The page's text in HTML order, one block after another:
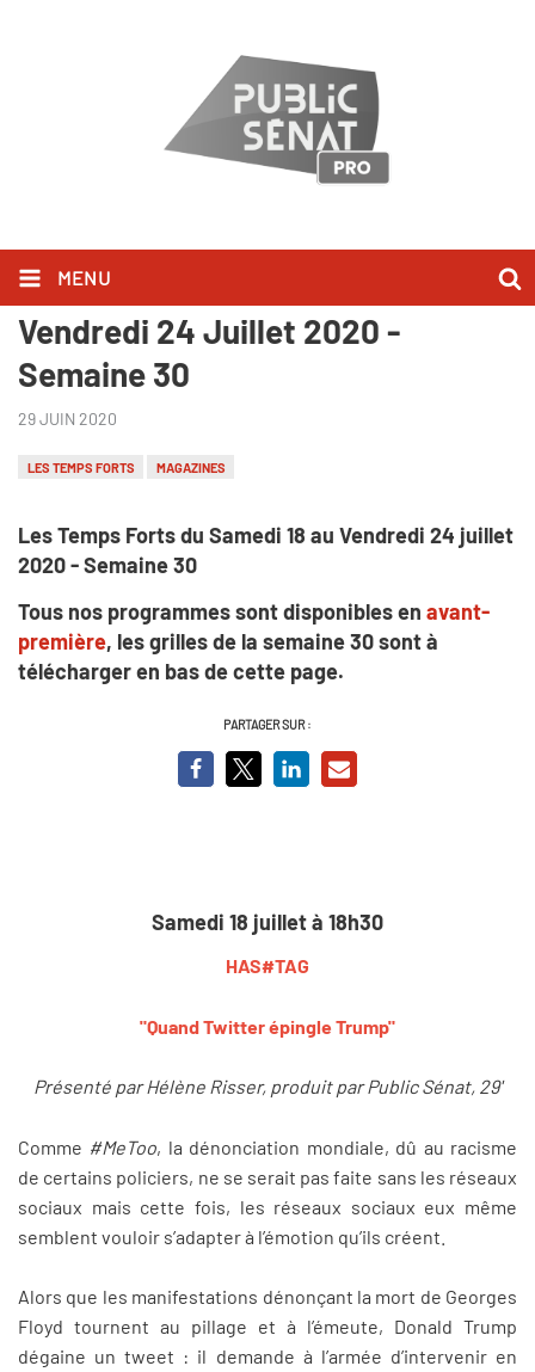
MENU
Les Temps Forts du Samedi 18 au
Vendredi 24 Juillet 2020 -
Semaine 30
29 JUIN 2020
LES TEMPS FORTS MAGAZINES
Les Temps Forts du Samedi 18 au Vendredi 24 juillet
2020 - Semaine 30
Tous nos programmes sont disponibles en avant-
première, les grilles de la semaine 30 sont à
télécharger en bas de cette page.
PARTAGER SUR :
Samedi 18 juillet à 18h30
HAS#TAG
"Quand Twitter épingle Trump"
Présenté par Hélène Risser, produit par Public Sénat, 29'
Comme #MeToo, la dénonciation mondiale, dû au racisme
de certains policiers, ne se serait pas faite sans les réseaux
sociaux mais cette fois, les réseaux sociaux eux même
semblent vouloir s’adapter à l’émotion qu’ils créent.
Alors que les manifestations dénonçant la mort de Georges
Floyd tournent au pillage et à l’émeute, Donald Trump
dégaine un tweet : il demande à l’armée d’intervenir en